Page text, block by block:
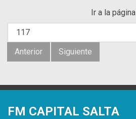
Ir a la página
Anterior Siguiente
FM CAPITAL SALTA